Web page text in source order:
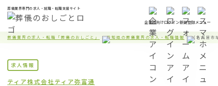
葬儀業界専門の求人・就職・転職支援サイト
企業様向けログイン新規登録メニュー
葬儀業界の求人・転職「葬儀のおしごと」 愛知県の葬儀業界の求人・転職情報 （名古屋市
求人情報
ティア株式会社ティア弥富通